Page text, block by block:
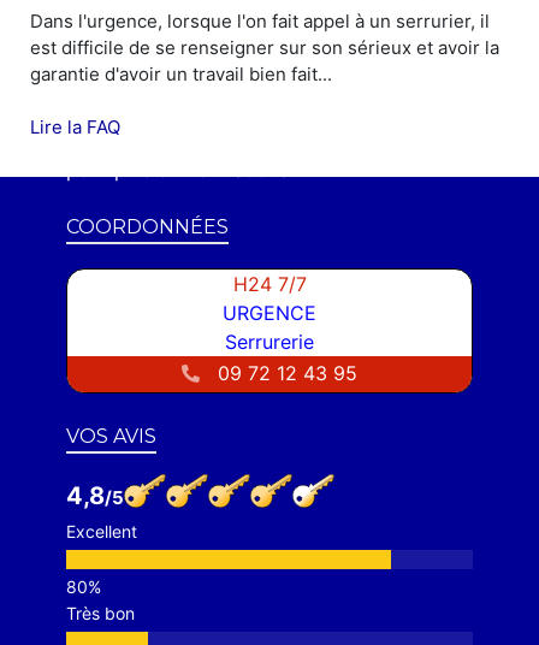
Dans l'urgence, lorsque l'on fait appel à un serrurier, il
est difficile de se renseigner sur son sérieux et avoir la
garantie d'avoir un travail bien fait...
Lire la FAQ
SYNDICS ET ENTREPRISES
Serrurier-h24.frassure également les
des Syndics et Entreprises.
COORDONNÉES
H24 7/7
URGENCE
Serrurerie
09 72 12 43 95
VOS AVIS
4,8
Excellent
Très bon